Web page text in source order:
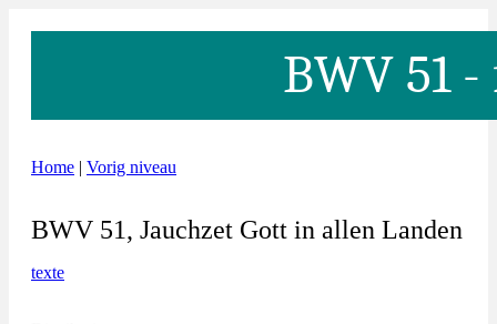
BWV 51
Home | Vorig niveau
BWV 51, Jauchzet Gott in allen Landen
texte